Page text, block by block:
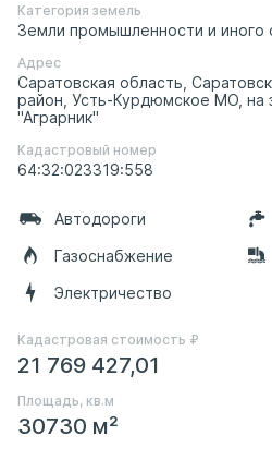
Категория земель
Земли промышленности и иного
Адрес
Саратовская область,
район, Усть-Курдюмское МО, на
"Аграрник"
Кадастровый номер
64:32:023319:558
Автодороги
Газоснабжение
Электричество
Кадастровая стоимость ₽
21 769 427,01
Площадь, кв.м
30730 м²